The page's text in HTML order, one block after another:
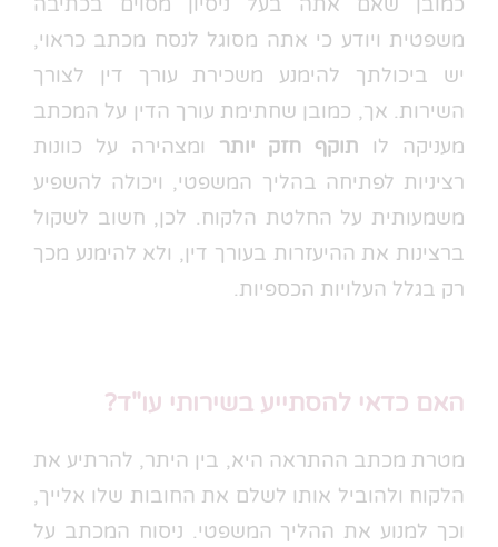
משפטית ויודע כי אתה מסוגל לנסח מכתב כראוי,
יש ביכולתך להימנע משכירת עורך דין לצורך
השירות. אך, כמובן שחתימת עורך הדין על המכתב
מעניקה לו תוקף חזק יותר ומצהירה על כוונות
רציניות לפתיחה בהליך המשפטי, ויכולה להשפיע
משמעותית על החלטת הלקוח. לכן, חשוב לשקול
ברצינות את ההיעזרות בעורך דין, ולא להימנע מכך
רק בגלל העלויות הכספיות.
האם כדאי להסתייע בשירותי עו"ד?
מטרת מכתב ההתראה היא, בין היתר, להרתיע את
הלקוח ולהוביל אותו לשלם את החובות שלו אלייך,
וכך למנוע את ההליך המשפטי. ניסוח המכתב על